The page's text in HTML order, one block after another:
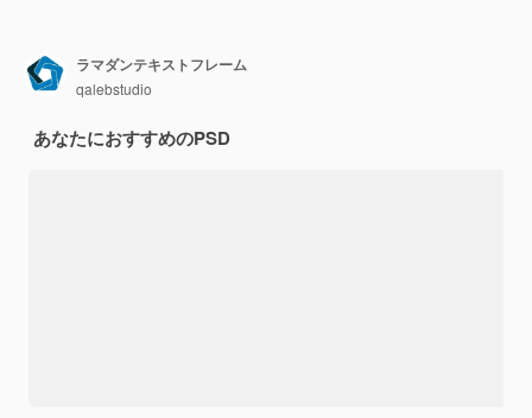
ラマダンテキストフレーム
qalebstudio
あなたにおすすめのPSD